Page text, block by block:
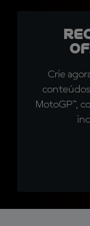
Crie
MotoGP™,